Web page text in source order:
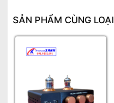
SẢN PHẨM CÙNG LOẠI